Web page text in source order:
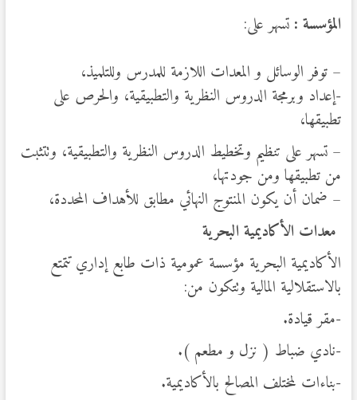
المؤسسة : تسهر على:
– توفر الوسائل و المعدات اللازمة للمدرس وللتلميذ،
-إعداد وبرمجة الدروس النظرية والتطبيقية، والحرص على
تطبيقها،
– تسهر على تنظيم وتخطيط الدروس النظرية والتطبيقية، وتتثبت
من تطبيقها ومن جودتها،
– ضمان أن يكون المنتوج النهائي مطابق للأهداف المحددة،
معدات الأكاديمية البحرية
الأكاديمية البحرية مؤسسة عمومية ذات طابع إداري تتمتع
بالاستقلالية المالية وتتكون من:
-مقر قيادة.
-نادي ضباط ( نزل و مطعم ).
-بناءات لمختلف المصالح بالأكاديمية.